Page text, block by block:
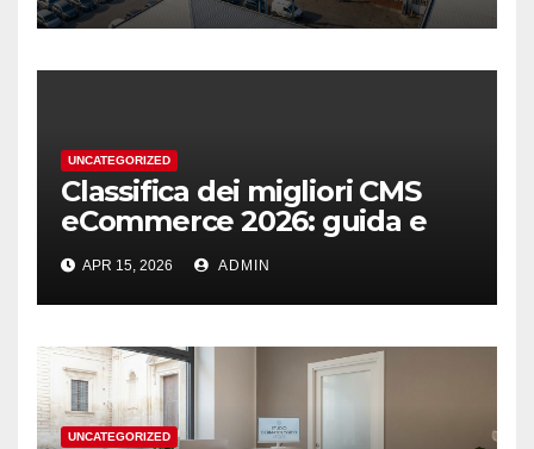
UNCATEGORIZED
Classifica dei migliori CMS
eCommerce 2026: guida e
podio
APR 15, 2026 ADMIN
UNCATEGORIZED